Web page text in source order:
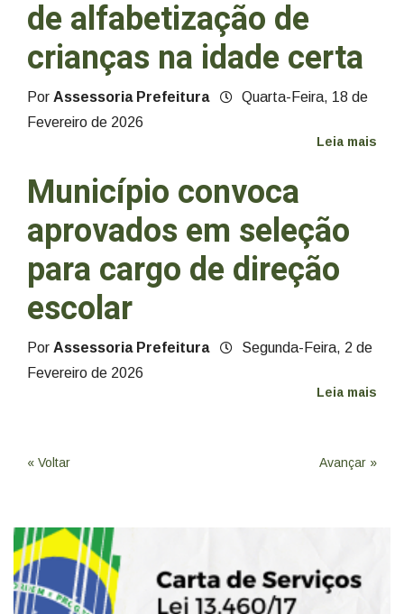
de alfabetização de
crianças na idade certa
Por Assessoria Prefeitura
Quarta-Feira, 18 de
Fevereiro de 2026
Leia mais
Município convoca
aprovados em seleção
para cargo de direção
escolar
Por Assessoria Prefeitura
Segunda-Feira, 2 de
Fevereiro de 2026
Leia mais
« Voltar Avançar »